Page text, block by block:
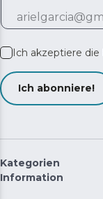
Ich akzeptiere die
Ich abonniere!
Kategorien
Information